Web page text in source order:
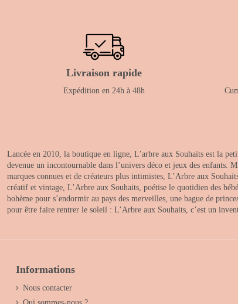
Livraison rapide
Expédition en 24h à 48h
Lancée en 2010, la boutique en ligne, L’arbre aux Souhaits est la
devenue un incontournable dans l’univers déco et jeux des
marques connues et de créateurs plus intimistes, L’Arbre aux
créatif et vintage, L’Arbre aux Souhaits, poétise le quotidien des
bohème pour s’endormir au pays des merveilles, une bague de
pour être faire rentrer le soleil : L’Arbre aux Souhaits, c’est un
Informations
Nous contacter